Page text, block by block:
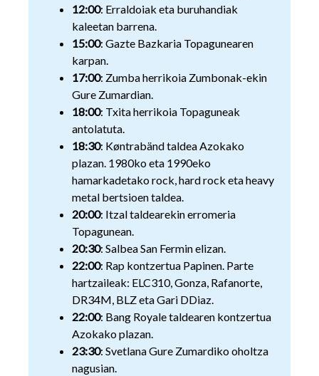
12:00: Erraldoiak eta buruhandiak
kaleetan barrena.
15:00: Gazte Bazkaria Topagunearen
karpan.
17:00: Zumba herrikoia Zumbonak-ekin
Gure Zumardian.
18:00: Txita herrikoia Topaguneak
antolatuta.
18:30: Køntrabänd taldea Azokako
plazan. 1980ko eta 1990eko
hamarkadetako rock, hard rock eta heavy
metal bertsioen taldea.
20:00: Itzal taldearekin erromeria
Topagunean.
20:30: Salbea San Fermin elizan.
22:00: Rap kontzertua Papinen. Parte
hartzaileak: ELC310, Gonza, Rafanorte,
DR34M, BLZ eta Gari DDiaz.
22:00: Bang Royale taldearen kontzertua
Azokako plazan.
23:30: Svetlana Gure Zumardiko oholtza
nagusian.